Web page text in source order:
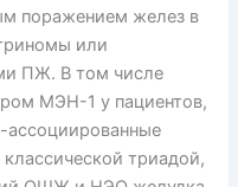
поражением желез в
или
ПЖ. В том числе
МЭН-1 у пациентов,
триадой,